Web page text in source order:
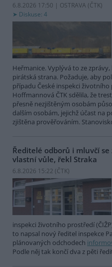
6.8.2026 17:50 | OSTRAVA (ČTK)
Diskuse: 4
Heřmanice. Vyplývá to ze
pirátská strana. Požaduje, aby
případu České inspekci životního
Hoffmannová ČTK sdělila, že
přesně nezjištěným osobám
dalším osobám, jejichž účast na
zjištěna prověřováním.
Ředitelé odborů i mluvčí se
vlastní vůle, řekl Straka
6.8.2026 15:22 (ČTK)
inspekci životního prostředí
to napsal nový ředitel inspekce
plánovaných odchodech
Podle něj tak končí dva z pěti